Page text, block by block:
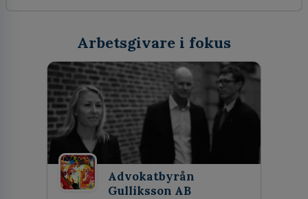
Arbetsgivare i fokus
Advokatbyrån
Gulliksson AB